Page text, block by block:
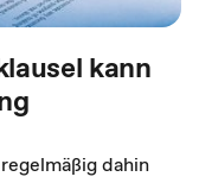
kann
dahin